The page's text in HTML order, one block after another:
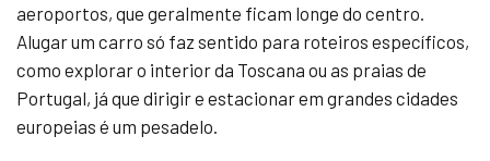
aeroportos, que geralmente ficam longe do centro.
Alugar um carro só faz sentido para roteiros específicos,
como explorar o interior da Toscana ou as praias de
Portugal, já que dirigir e estacionar em grandes cidades
europeias é um pesadelo.